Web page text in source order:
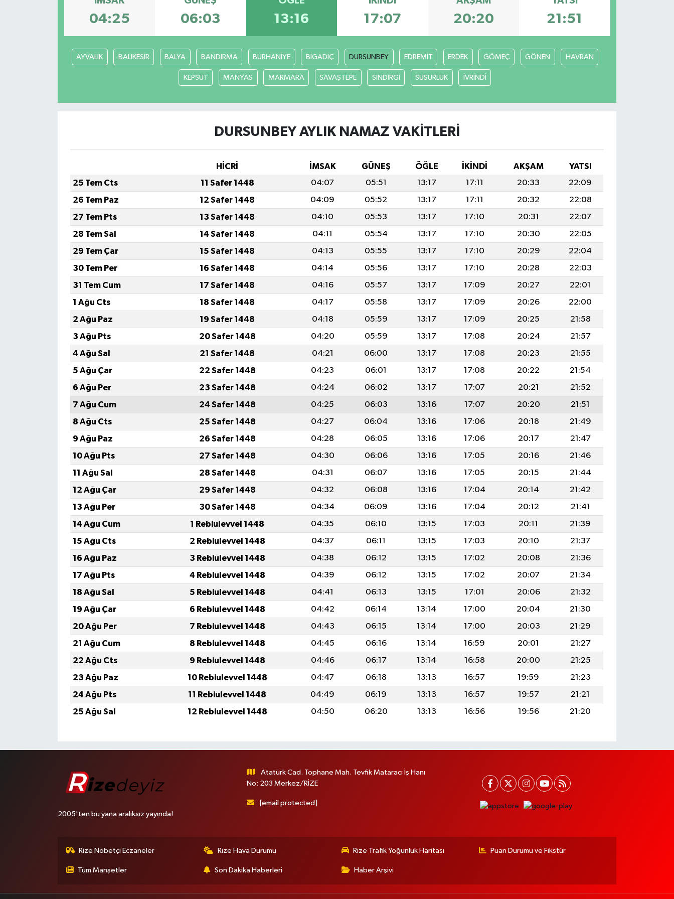
04:25 06:03 13:16 17:07 20:20 21:51
AYVALIK BALIKESİR BALYA BANDIRMA BURHANİYE BİGADİÇ DURSUNBEY EDREMİT ERDEK GÖMEÇ GÖNEN HAVRAN
KEPSUT MANYAS MARMARA SAVAŞTEPE SINDIRGI SUSURLUK İVRİNDİ
DURSUNBEY AYLIK NAMAZ VAKITLERI
HİCRİ İMSAK GÜNEŞ ÖĞLE İKINDI AKŞAM
YATSI
25 Tem Cts
11 Safer 1448 04:07 05:51 13:17 17:11 20:33
22:09
26 Tem Paz
12 Safer 1448 04:09 05:52 13:17 17:11 20:32
22:08
27 Tem Pts
13 Safer 1448 04:10 05:53 13:17 17:10 20:31
22:07
28 Tem Sal
14 Safer 1448 04:11 05:54 13:17 17:10 20:30
22:05
29 Tem Çar
15 Safer 1448 04:13 05:55 13:17 17:10 20:29
22:04
30 Tem Per
16 Safer 1448 04:14 05:56 13:17 17:10 20:28
22:03
31 Tem Cum
17 Safer 1448 04:16 05:57 13:17 17:09 20:27
22:01
1 Ağu Cts
18 Safer 1448 04:17 05:58 13:17 17:09 20:26
22:00
2 Ağu Paz
19 Safer 1448 04:18 05:59 13:17 17:09 20:25
21:58
3 Ağu Pts
20 Safer 1448 04:20 05:59 13:17 17:08 20:24
21:57
4 Ağu Sal
21 Safer 1448 04:21 06:00 13:17 17:08 20:23
21:55
5 Ağu Çar
22 Safer 1448 04:23 06:01 13:17 17:08 20:22
21:54
6 Ağu Per
23 Safer 1448 04:24 06:02 13:17 17:07 20:21
21:52
7 Ağu Cum
24 Safer 1448 04:25 06:03 13:16 17:07 20:20
21:51
8 Ağu Cts
25 Safer 1448 04:27 06:04 13:16 17:06 20:18
21:49
9 Ağu Paz
26 Safer 1448 04:28 06:05 13:16 17:06 20:17
21:47
10 Ağu Pts
27 Safer 1448 04:30 06:06 13:16 17:05 20:16
21:46
11 Ağu Sal
28 Safer 1448 04:31 06:07 13:16 17:05 20:15
21:44
12 Ağu Çar
29 Safer 1448 04:32 06:08 13:16 17:04 20:14
21:42
13 Ağu Per
30 Safer 1448 04:34 06:09 13:16 17:04 20:12
21:41
14 Ağu Cum
1 Rebiulevvel 1448 04:35 06:10 13:15 17:03 20:11
21:39
15 Ağu Cts
2 Rebiulevvel 1448 04:37 06:11 13:15 17:03 20:10
21:37
16 Ağu Paz
3 Rebiulevvel 1448 04:38 06:12 13:15 17:02 20:08
21:36
17 Ağu Pts
4 Rebiulevvel 1448 04:39 06:12 13:15 17:02 20:07
21:34
18 Ağu Sal
5 Rebiulevvel 1448 04:41 06:13 13:15 17:01 20:06
21:32
19 Ağu Çar
6 Rebiulevvel 1448 04:42 06:14 13:14 17:00 20:04
21:30
20 Ağu Per
7 Rebiulevvel 1448 04:43 06:15 13:14 17:00 20:03
21:29
21 Ağu Cum
8 Rebiulevvel 1448 04:45 06:16 13:14 16:59 20:01
21:27
22 Ağu Cts
9 Rebiulevvel 1448 04:46 06:17 13:14 16:58 20:00
21:25
23 Ağu Paz
10 Rebiulevvel 1448 04:47 06:18 13:13 16:57 19:59
21:23
24 Ağu Pts
11 Rebiulevvel 1448 04:49 06:19 13:13 16:57 19:57
21:21
25 Ağu Sal
12 Rebiulevvel 1448 04:50 06:20 13:13 16:56 19:56 21:20
2005'ten bu yana aralıksız yayında!
Atatürk Cad. Tophane Mah. Tevfik Mataracı İş Hanı
No: 203 Merkez/RİZE
[email protected]
Rize Nöbetçi Eczaneler Rize Hava Durumu Rize Trafik Yoğunluk Haritası Puan Durumu ve Fikstür
Tüm Manşetler Son Dakika Haberleri Haber Arşivi